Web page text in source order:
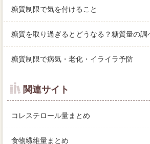
糖質制限で気を付けること
糖質を取り過ぎるとどうなる？糖質量の調
糖質制限で病気・老化・イライラ予防
関連サイト
コレステロール量まとめ
食物繊維量まとめ